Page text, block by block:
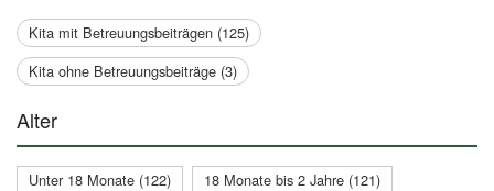
Kita mit Betreuungsbeiträgen (125)
Kita ohne Betreuungsbeiträge (3)
Alter
Unter 18 Monate (122)
18 Monate bis 2 Jahre (121)